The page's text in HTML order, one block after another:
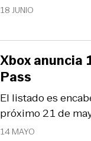
18 JUNIO
14 MAYO
El listado es
próximo 21 de
Xbox anuncia
Pass